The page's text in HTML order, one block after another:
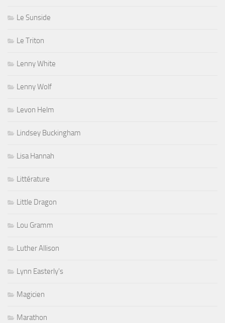
Le Sunside
Le Triton
Lenny White
Lenny Wolf
Levon Helm
Lindsey Buckingham
Lisa Hannah
Littérature
Little Dragon
Lou Gramm
Luther Allison
Lynn Easterly's
Magicien
Marathon